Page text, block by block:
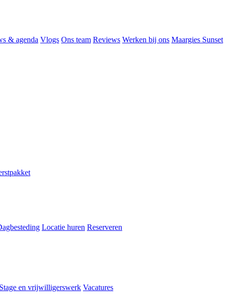
& agenda Vlogs Ons team Reviews Werken bij ons Maargies Sunset
Locatie huren Reserveren
Stage en vrijwilligerswerk Vacatures